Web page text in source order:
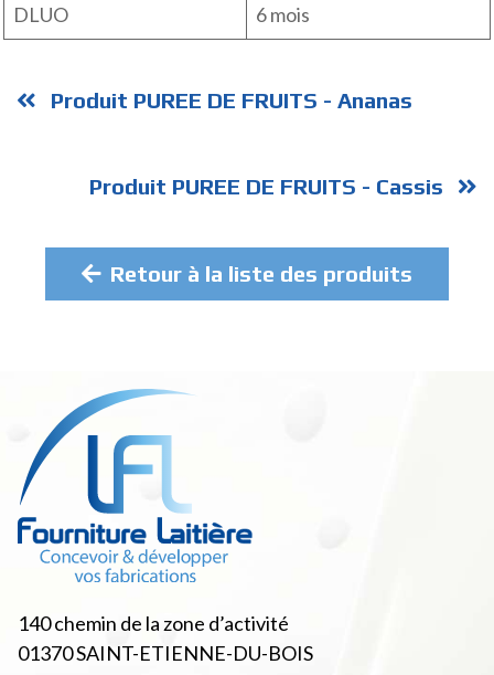
DLUO
6 mois
Produit PUREE DE FRUITS - Ananas
Produit PUREE DE FRUITS - Cassis
Retour à la liste des produits
140 chemin de la zone d’activité
01370SAINT-ETIENNE-DU-BOIS